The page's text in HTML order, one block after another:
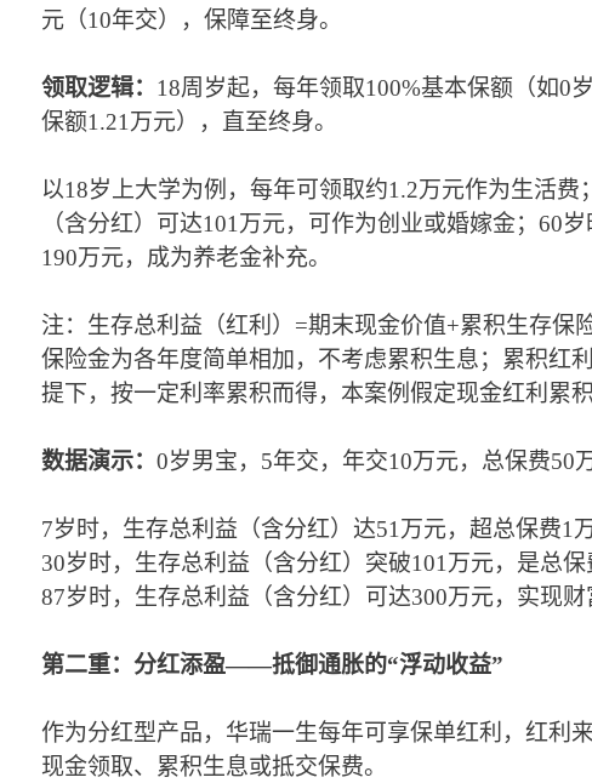
元（10年交），保障至终身。
领取逻辑： 18周岁起，每年领取100%基本保额（如0
保额1 .21 万元），直至终身。
以18岁上大学为例，每年可领取约1.2万元作为生活费
（含分红）
可达101万元，可作为创业或婚嫁金；60岁
190万元，成为养老金补充。
注： 生存总利益 （红利 ） =期末现金价值+累积生存保
保险金为各年度简单相加，不考虑累积生息；累积红
提下，按一定利率累积而得，本案例假定现金红利累积
数据演示： 0岁男宝，5年交，年交10万元，总保费50
7岁时，生存总利益（含分红）达51万元，超总保费1
30岁时，生存总利益 （含分红） 突破101万元，是总保
87岁时，生存总利益 （含分红） 可达300万元，实现财
第二重：分红添盈——抵御通胀的“浮动收益”
作为分红型产品，华瑞一生每年可享保单红利，红利
现金领取、累积生息或抵交保费。